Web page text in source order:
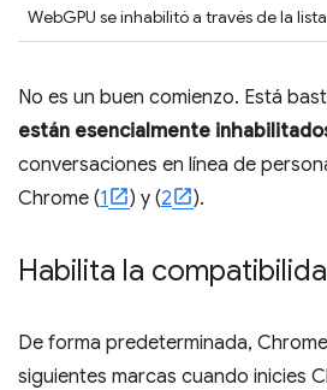
WebGPU se inhabilitó a través de la
No es un buen comienzo. Está
están esencialmente
conversaciones en línea de
Chrome (1 ) y (2 ).
Habilita la
De forma predeterminada,
siguientes marcas cuando inicies